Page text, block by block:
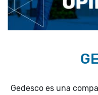
Gedesco es una